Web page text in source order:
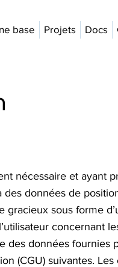
base Projets Docs
nécessaire et ayant
données de
sous forme
concernant
données fournies
(CGU) suivantes.